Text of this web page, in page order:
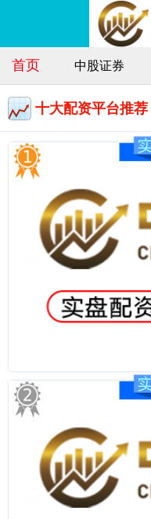
首页 中股证券
十大配资平台推荐